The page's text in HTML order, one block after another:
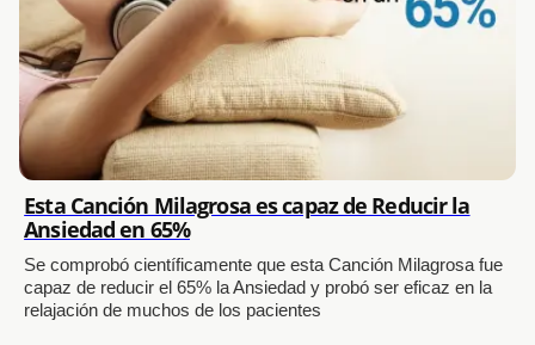
Esta Canción Milagrosa es capaz de Reducir la
Ansiedad en 65%
Se comprobó científicamente que esta Canción Milagrosa fue
capaz de reducir el 65% la Ansiedad y probó ser eficaz en la
relajación de muchos de los pacientes